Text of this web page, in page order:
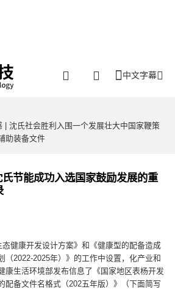
中文字幕
| 沈氏社会胜利入围一个发展壮大中国家鞭策
助装备文件
节能成功入选国家鼓励发展的重
态健康开发设计方案》和《健康型的配备造成
（2022-2025年）》的工作中设置，化产业和
康生活环境部发布信息了《国家地区表杨开发
配备文件名格式（202五年版）》（下面简写